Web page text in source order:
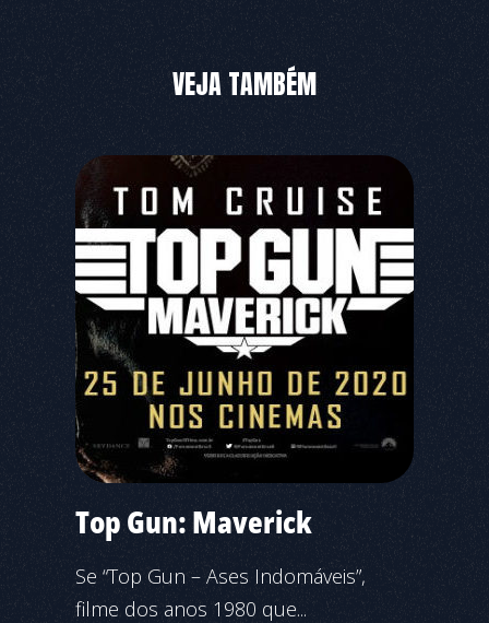
VEJA TAMBÉM
Top Gun: Maverick
Se “Top Gun – Ases Indomáveis”,
filme dos anos 1980 que...